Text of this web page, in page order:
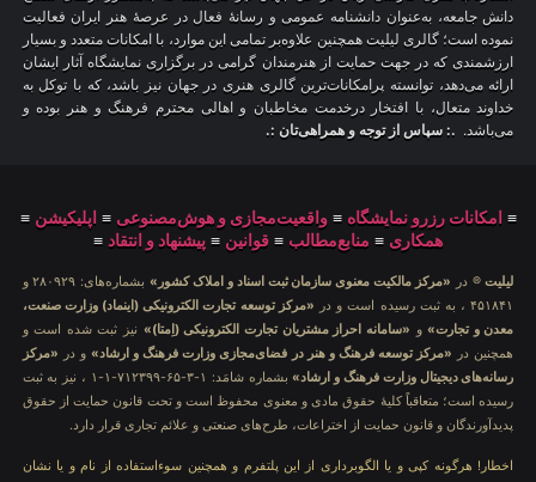
دانش جامعه، به‌عنوان دانشنامه عمومی و رسانهٔ فعال در عرصهٔ هنر ایران فعالیت
نموده است؛ گالری لیلیت همچنین علاوه‌بر تمامی این موارد، با امکانات متعدد و بسیار
ارزشمندی که در جهت حمایت از هنرمندان گرامی در برگزاری نمایشگاه آثار ایشان
ارائه می‌دهد، توانسته پرامکانات‌ترین گالری هنری در جهان نیز باشد، که با توکل به
خداوند متعال، با افتخار درخدمت مخاطبان و اهالی محترم فرهنگ و هنر بوده و
می‌باشد. .: سپاس از توجه و همراهی‌تان :.
≡ امکانات رزرو نمایشگاه ≡واقعیت‌مجازی و هوش‌مصنوعی ≡ اپلیکیشن ≡
همکاری ≡ منابع‌مطالب ≡ قوانین ≡ پیشنهاد و انتقاد ≡
لیلیت® در «مرکز مالکیت معنوی سازمان ثبت اسناد و املاک کشور»
بشماره‌های: ۲۸۰۹۲۹ و
۴۵۱۸۴۱ ، به ثبت رسیده است و در
«مرکز توسعه تجارت الکترونیکی (اینماد) وزارت صنعت،
معدن و تجارت»و «سامانه احراز مشتریان تجارت الکترونیکی (اِمتا)» نیز ثبت شده است و
همچنین در «مرکز توسعه فرهنگ و هنر در فضای‌مجازی وزارت فرهنگ و ارشاد» و در «مرکز
رسانه‌های دیجیتال وزارت فرهنگ و ارشاد»
بشماره شامَد: ۱-۳-۶۵-۷۱۲۳۹۹-۱-۱ ، نیز به ثبت
رسیده است؛ متعاقباً کلیهٔ حقوق مادی و معنوی محفوظ است و تحت قانون حمایت از حقوق
پدیدآورندگان و قانون حمایت از اختراعات، طرح‌های صنعتی و علائم تجاری قرار دارد.
اخطار! هرگونه کپی و یا الگوبرداری از این پلتفرم و همچنین سوءاستفاده از نام و یا نشان